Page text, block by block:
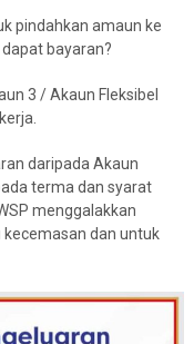
pindahkan amaun ke
dapat bayaran?
3 / Akaun Fleksibel
daripada Akaun
terma dan syarat
menggalakkan
dan untuk